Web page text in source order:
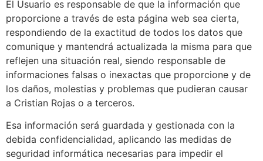
El Usuario es responsable de que la información que
proporcione a través de esta página web sea cierta,
respondiendo de la exactitud de todos los datos que
comunique y mantendrá actualizada la misma para que
reflejen una situación real, siendo responsable de
informaciones falsas o inexactas que proporcione y de
los daños, molestias y problemas que pudieran causar
a Cristian Rojas o a terceros.
Esa información será guardada y gestionada con la
debida confidencialidad, aplicando las medidas de
seguridad informática necesarias para impedir el